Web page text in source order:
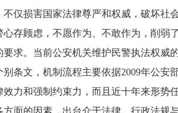
仅损害国家法律尊严和权威，破坏社
存顾虑，不愿作为、不敢作为，削弱
。当前公安机关维护民警执法权威的
别条文，机制流程主要依据2009年公安
力和强制约束力，而且近十年来形势
面的因素，出台介于法律、行政法规